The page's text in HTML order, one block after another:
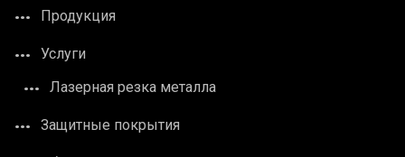
Продукция
Услуги
Лазерная резка металла
Защитные покрытия